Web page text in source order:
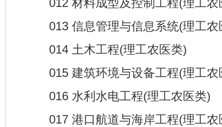
012 材料成型及控制工程(理工农
013 信息管理与信息系统(理工农
014 土木工程(理工农医类)
015 建筑环境与设备工程(理工农
016 水利水电工程(理工农医类)
017 港口航道与海岸工程(理工农